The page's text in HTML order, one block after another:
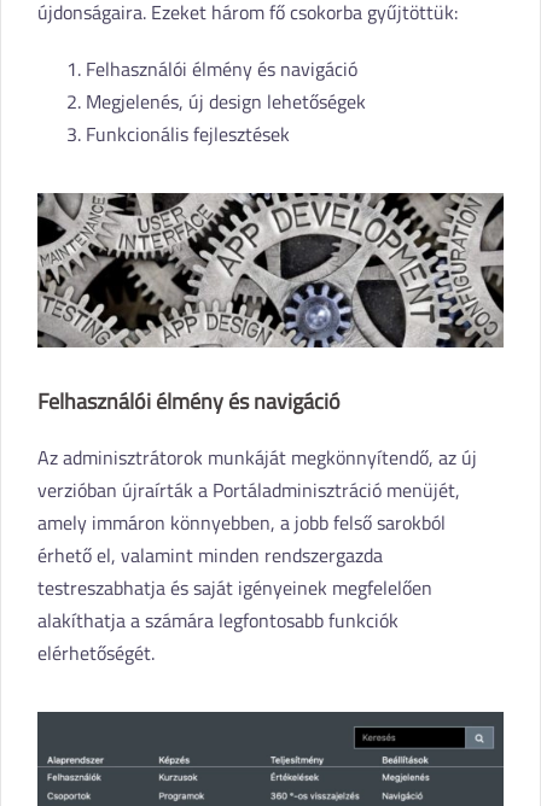
újdonságaira. Ezeket három fő csokorba gyűjtöttük:
Felhasználói élmény és navigáció
Megjelenés, új design lehetőségek
Funkcionális fejlesztések
Felhasználói élmény és navigáció
Az adminisztrátorok munkáját megkönnyítendő, az új
verzióban újraírták a Portáladminisztráció menüjét,
amely immáron könnyebben, a jobb felső sarokból
érhető el, valamint minden rendszergazda
testreszabhatja és saját igényeinek megfelelően
alakíthatja a számára legfontosabb funkciók
elérhetőségét.